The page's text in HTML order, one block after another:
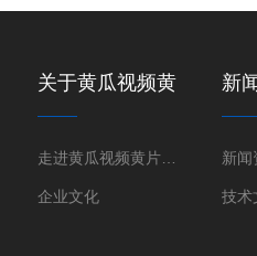
关于黄瓜视频黄
片下载
走进黄瓜视频黄片下载
企业文化
新
新闻
技术